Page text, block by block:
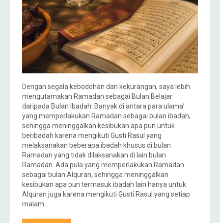
Dengan segala kebodohan dan kekurangan, saya lebih
mengutamakan Ramadan sebagai Bulan Belajar
daripada Bulan Ibadah. Banyak di antara para ulama’
yang memperlakukan Ramadan sebagai bulan ibadah,
sehingga meninggalkan kesibukan apa pun untuk
beribadah karena mengikuti Gusti Rasul yang
melaksanakan beberapa ibadah khusus di bulan
Ramadan yang tidak dilaksanakan di lain bulan
Ramadan. Ada pula yang memperlakukan Ramadan
sebagai bulan Alquran, sehingga meninggalkan
kesibukan apa pun termasuk ibadah lain hanya untuk
Alquran juga karena mengikuti Gusti Rasul yang setiap
malam…